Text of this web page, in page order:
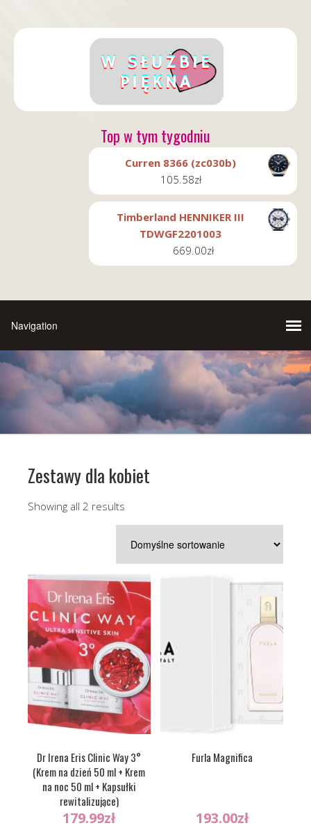
Top w tym tygodniu
Curren 8366 (zc030b)
105.58zł
Timberland HENNIKER III
TDWGF2201003
669.00zł
Zestawy dla kobiet
Showing all 2 results
Dr Irena Eris Clinic Way 3°
(Krem na dzień 50 ml + Krem
na noc 50 ml + Kapsułki
rewitalizujące)
179.99zł
Furla Magnifica
193.00zł